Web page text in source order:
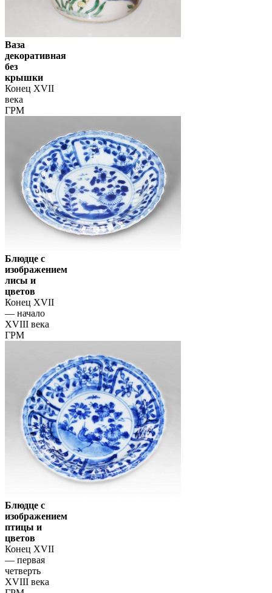
Ваза
декоративная
без
крышки
Конец XVII
века
ГРМ
Блюдце с
изображением
лисы и
цветов
Конец XVII
— начало
XVIII века
ГРМ
Блюдце с
изображением
птицы и
цветов
Конец XVII
— первая
четверть
XVIII века